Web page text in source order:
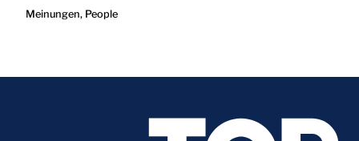
Meinungen, People